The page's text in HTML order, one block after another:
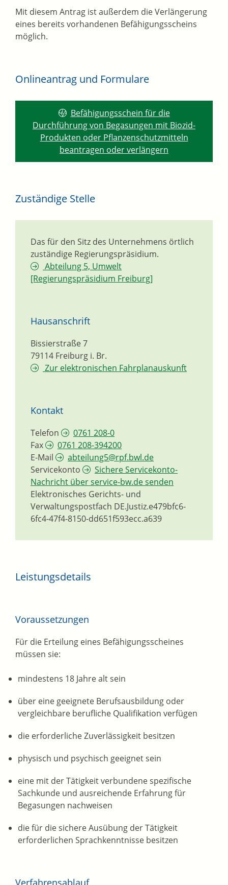
Mit diesem Antrag ist außerdem die Verlängerung
eines bereits vorhandenen Befähigungsscheins
möglich.
Onlineantrag und Formulare
Befähigungsschein für die
Durchführung von Begasungen mit Biozid-
Produkten oder Pflanzenschutzmitteln
beantragen oder verlängern
Zuständige Stelle
Das für den Sitz des Unternehmens örtlich
zuständige Regierungspräsidium.
Abteilung 5, Umwelt
[Regierungspräsidium Freiburg]
Hausanschrift
Bissierstraße 7
79114 Freiburg i. Br.
Zur elektronischen Fahrplanauskunft
Kontakt
Telefon
0761 208-0
Fax
0761 208-394200
E-Mail
abteilung5@rpf.bwl.de
Servicekonto
Sichere Servicekonto-
Nachricht über service-bw.de senden
Elektronisches Gerichts- und
Verwaltungspostfach DE.Justiz.e479bfc6-
6fc4-47f4-8150-dd651f593ecc.a639
Leistungsdetails
Voraussetzungen
Für die Erteilung eines Befähigungsscheines
müssen sie:
mindestens 18 Jahre alt sein
über eine geeignete Berufsausbildung oder
vergleichbare berufliche Qualifikation verfügen
die erforderliche Zuverlässigkeit besitzen
physisch und psychisch geeignet sein
eine mit der Tätigkeit verbundene spezifische
Sachkunde und ausreichende Erfahrung für
Begasungen nachweisen
die für die sichere Ausübung der Tätigkeit
erforderlichen Sprachkenntnisse besitzen
Verfahrensablauf